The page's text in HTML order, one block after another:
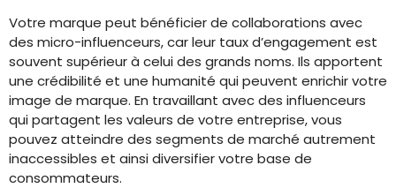
Votre marque peut bénéficier de collaborations avec
des micro-influenceurs, car leur taux d’engagement est
souvent supérieur à celui des grands noms. Ils apportent
une crédibilité et une humanité qui peuvent enrichir votre
image de marque. En travaillant avec des influenceurs
qui partagent les valeurs de votre entreprise, vous
pouvez atteindre des segments de marché autrement
inaccessibles et ainsi diversifier votre base de
consommateurs.